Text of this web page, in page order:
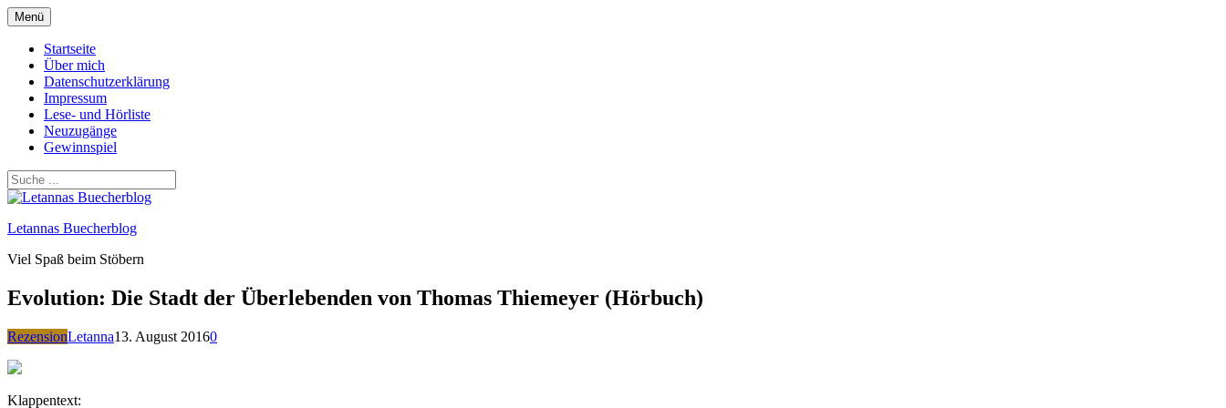
Zum
Inhalt
springen
Menü
Startseite
Über mich
Datenschutzerklärung
Impressum
Lese- und Hörliste
Neuzugänge
Gewinnspiel
Letannas Buecherblog
Viel Spaß beim Stöbern
Evolution: Die Stadt der Überlebenden von Thomas Thiemeyer (Hörbuch)
RezensionLetanna13. August 20160
Klappentext: